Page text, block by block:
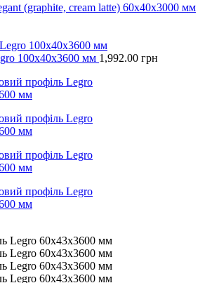
(graphite, cream latte) 60х40х3000 мм
100х40х3600 мм 1,992.00 грн